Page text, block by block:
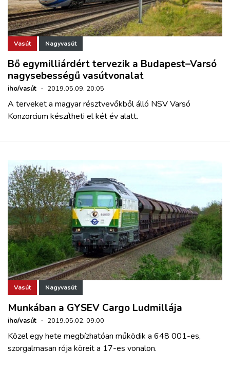
Vasút Nagyvasút
Bő egymilliárdért tervezik a Budapest–Varsó
nagysebességű vasútvonalat
iho/vasút · 2019.05.09. 20:05
A terveket a magyar résztvevőkből álló NSV Varsó
Konzorcium készítheti el két év alatt.
Vasút Nagyvasút
Munkában a GYSEV Cargo Ludmillája
iho/vasút · 2019.05.02. 09:00
Közel egy hete megbízhatóan működik a 648 001-es,
szorgalmasan rója köreit a 17-es vonalon.